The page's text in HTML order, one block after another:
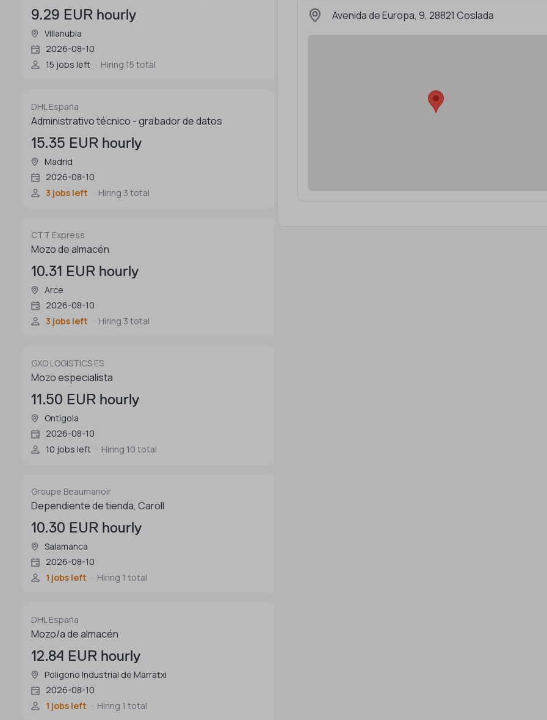
9.29 EUR hourly
Villanubla
2026-08-10
15 jobs left
Hiring 15 total
DHL España
Administrativo técnico - grabador de datos
15.35 EUR hourly
Madrid
2026-08-10
3 jobs left
Hiring 3 total
CTT Express
Mozo de almacén
10.31 EUR hourly
Arce
2026-08-10
3 jobs left
Hiring 3 total
GXO LOGISTICS ES
Mozo especialista
11.50 EUR hourly
Ontígola
2026-08-10
10 jobs left
Hiring 10 total
Groupe Beaumanoir
Dependiente de tienda, Caroll
10.30 EUR hourly
Salamanca
2026-08-10
1 jobs left
Hiring 1 total
DHL España
Mozo/a de almacén
12.84 EUR hourly
Poligono Industrial de Marratxi
2026-08-10
1 jobs left
Hiring 1 total
Avenida de Europa, 9, 28821 Coslada